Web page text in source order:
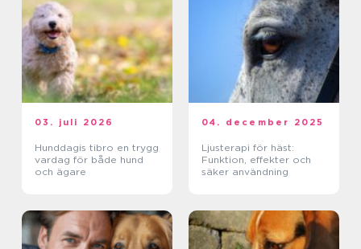
03. juli 2026
Hunddagis tibro en trygg
vardag för både hund
och ägare
04. december 2025
Ljusterapi för häst:
Funktion, effekter och
säker användning